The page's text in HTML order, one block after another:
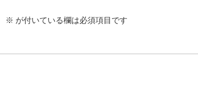
※ が付いている欄は必須項目です